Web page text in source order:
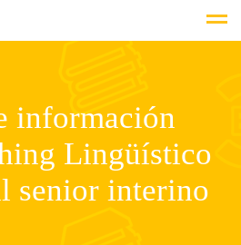
información
Lingüístico
senior interino